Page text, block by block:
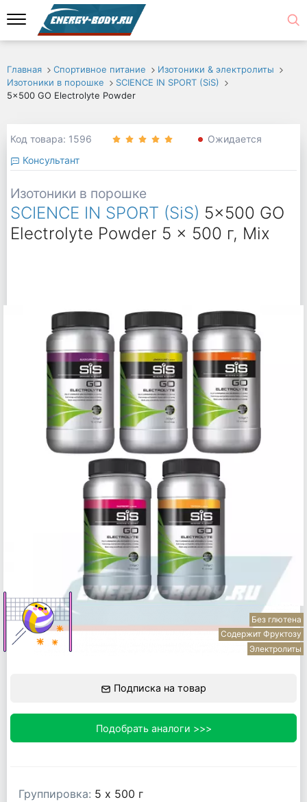
Главная Спортивное питание
Изотоники & электролиты
Изотоники в порошке
SCIENCE IN SPORT (SiS)
5x500 GO Electrolyte Powder
Код товара: 1596
Ожидается
Консультант
Изотоники в порошке
SCIENCE IN SPORT (SiS) 5x500 GO
Electrolyte Powder 5 x 500 г, Mix
Без глютена
Содержит Фруктозу
Электролиты
Подписка на товар
Подобрать аналоги >>>
Группировка: 5 x 500 г